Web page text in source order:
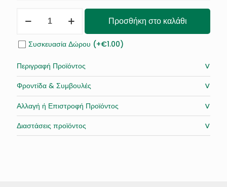
MEDIUM
ΚΡΟΣΙΑ
ποσότητα
Προσθήκη στο καλάθι
Συσκευασία Δώρου (+€1.00)
Περιγραφή Προϊόντος ˅
Φροντίδα & Συμβουλές ˅
Αλλαγή ή Επιστροφή Προϊόντος ˅
Διαστάσεις προϊόντος ˅